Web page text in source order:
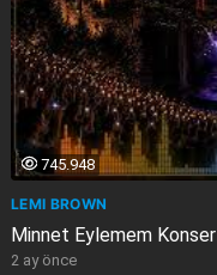
745.948
LEMI BROWN
Minnet Eylemem Konser
2 ay önce